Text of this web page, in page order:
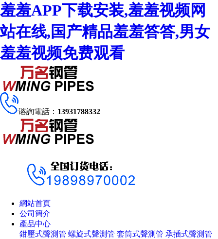
羞羞APP下载安装,羞羞视频网
站在线,国产精品羞羞答答,男女
羞羞视频免费观看
谘詢電話： 13931788332
網站首頁
公司簡介
產品中心
鉗壓式聲測管 螺旋式聲測管 套筒式聲測管 承插式聲測管